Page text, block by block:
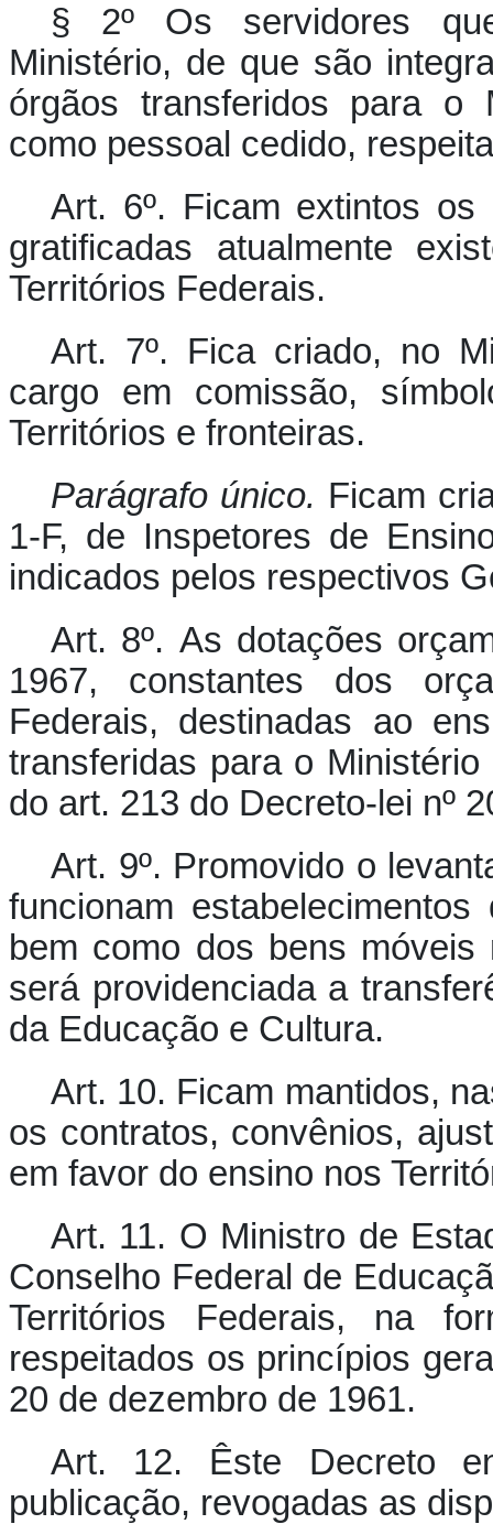
§ 2º Os servidores
Ministério, de que são
órgãos transferidos para o
como pessoal cedido,
Art. 6º. Ficam extintos
gratificadas atualmente
Territórios Federais.
Art. 7º. Fica criado, no
cargo em comissão,
Territórios e fronteiras.
Parágrafo único. Ficam
1-F, de Inspetores de
indicados pelos respectivos
Art. 8º. As dotações
1967, constantes dos
Federais, destinadas ao
transferidas para o
do art. 213 do Decreto-lei nº
Art. 9º. Promovido o
funcionam
bem como dos bens
será providenciada a
da Educação e Cultura.
Art. 10. Ficam mantidos,
os contratos, convênios,
em favor do ensino nos
Art. 11. O Ministro de
Conselho Federal de
Territórios Federais, na
respeitados os princípios
20 de dezembro de 1961.
Art. 12. Êste Decreto
publicação, revogadas as